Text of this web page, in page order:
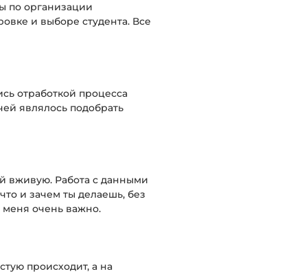
по организации
и выборе студента. Все
отработкой процесса
являлось подобрать
вживую. Работа с данными
и зачем ты делаешь, без
меня очень важно.
происходит, а на